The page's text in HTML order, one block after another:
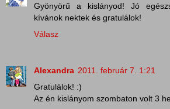
Gyönyörű a kislányod! Jó
kívánok nektek és gratulálok!
Válasz
Alexandra 2011. február 7. 1:21
Gratulálok! :)
Az én kislányom szombaton volt 3